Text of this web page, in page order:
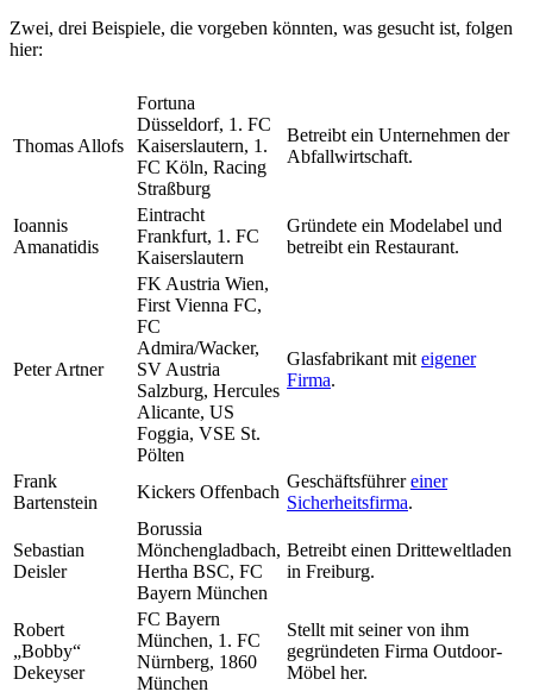
Zwei, drei Beispiele, die vorgeben könnten, was gesucht ist, folgen
hier:
Thomas Allofs
Fortuna
Düsseldorf, 1. FC
Kaiserslautern, 1.
FC Köln, Racing
Straßburg
Betreibt ein Unternehmen der
Abfallwirtschaft.
Ioannis
Amanatidis
Eintracht
Frankfurt, 1. FC
Kaiserslautern
Gründete ein Modelabel und
betreibt ein Restaurant.
Peter Artner
FK Austria Wien,
First Vienna FC,
FC
Admira/Wacker,
SV Austria
Salzburg, Hercules
Alicante, US
Foggia, VSE St.
Pölten
Glasfabrikant mit eigener
Firma.
Frank
Bartenstein
Kickers Offenbach
Geschäftsführereiner
Sicherheitsfirma.
Sebastian
Deisler
Borussia
Mönchengladbach,
Hertha BSC, FC
Bayern München
Betreibt einen Dritteweltladen
in Freiburg.
Robert
„Bobby“
Dekeyser
FC Bayern
München, 1. FC
Nürnberg, 1860
München
Stellt mit seiner von ihm
gegründeten Firma Outdoor-
Möbel her.